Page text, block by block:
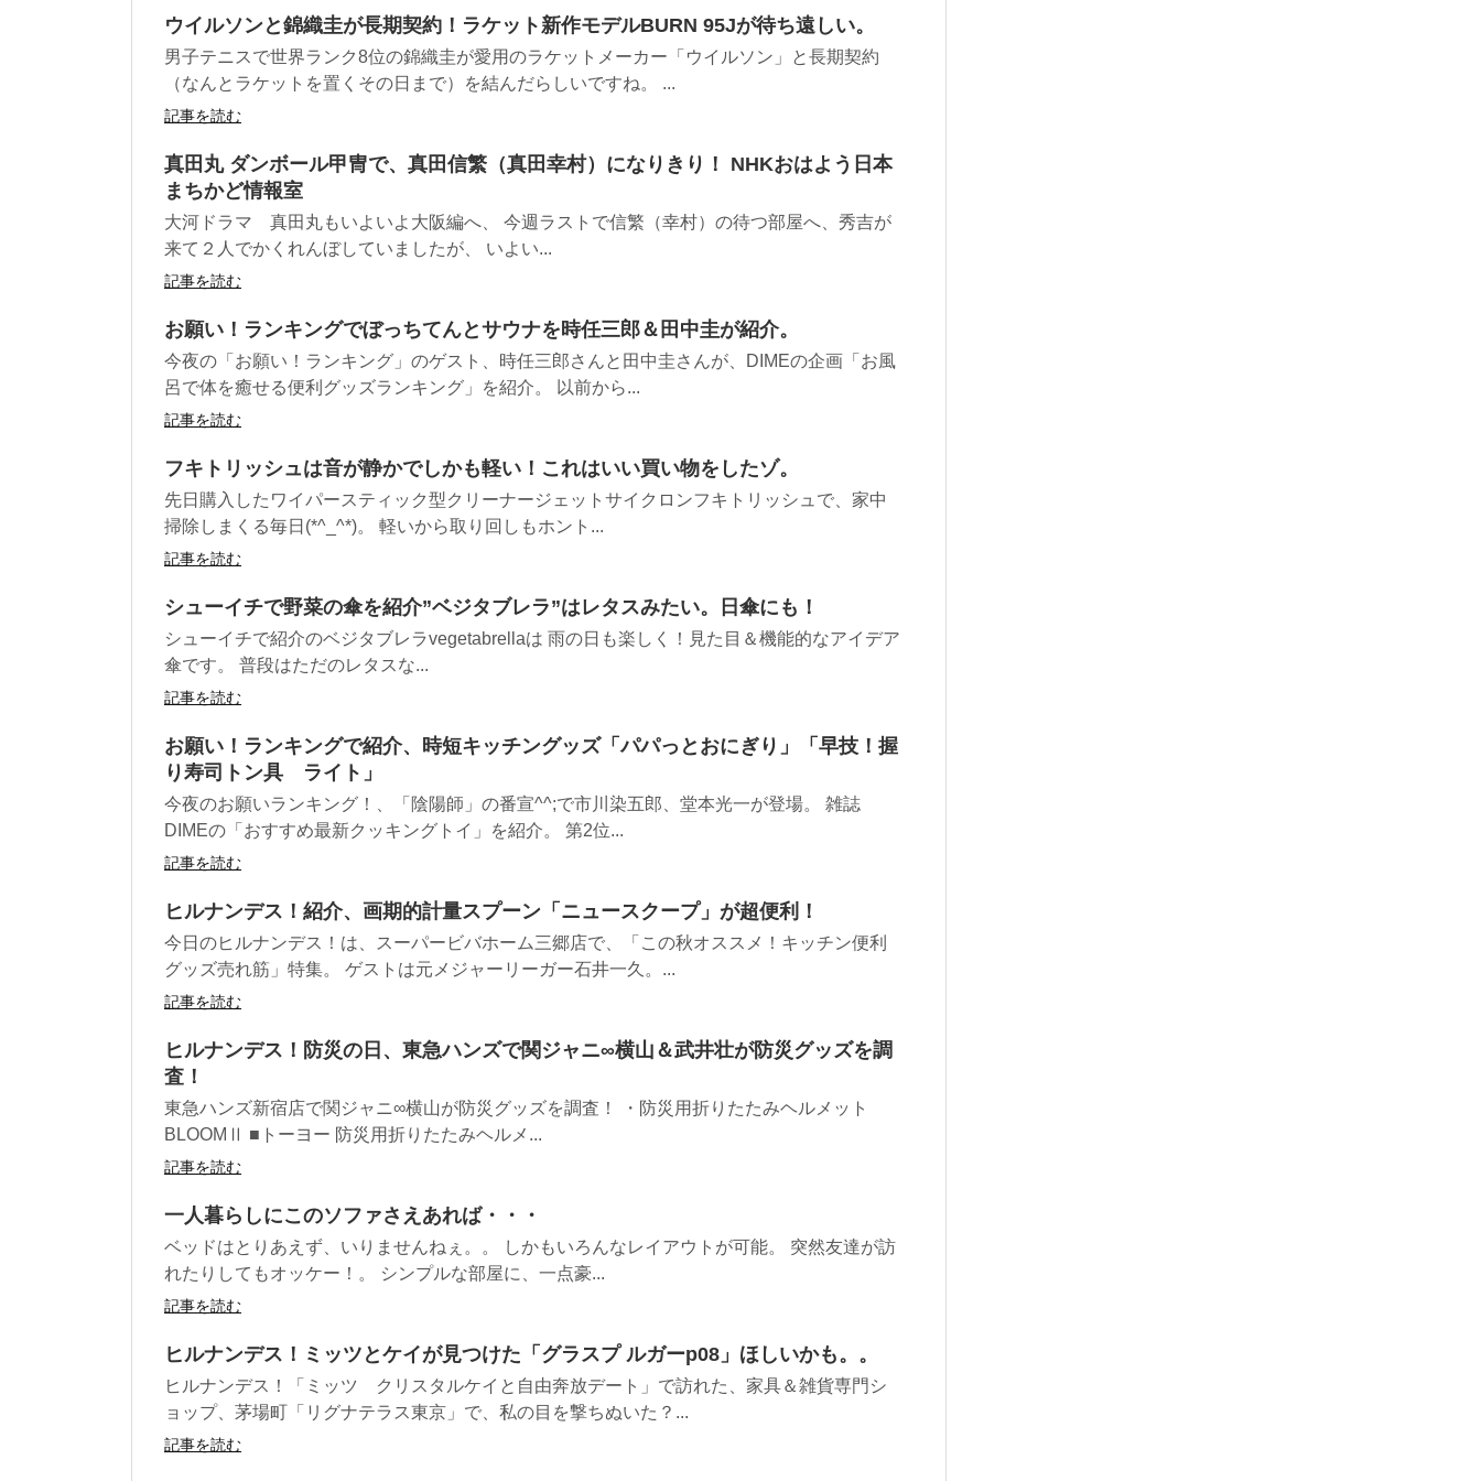
ウイルソンと錦織圭が長期契約！ラケット新作モデルBURN 95Jが待ち遠しい。
男子テニスで世界ランク8位の錦織圭が愛用のラケットメーカー「ウイルソン」と長期契約
（なんとラケットを置くその日まで）を結んだらしいですね。 ...
記事を読む
真田丸 ダンボール甲冑で、真田信繁（真田幸村）になりきり！ NHKおはよう日本
まちかど情報室
大河ドラマ 真田丸もいよいよ大阪編へ、 今週ラストで信繁（幸村）の待つ部屋へ、秀吉が
来て２人でかくれんぼしていましたが、 いよい...
記事を読む
お願い！ランキングでぼっちてんとサウナを時任三郎＆田中圭が紹介。
今夜の「お願い！ランキング」のゲスト、時任三郎さんと田中圭さんが、DIMEの企画「お風
呂で体を癒せる便利グッズランキング」を紹介。 以前から...
記事を読む
フキトリッシュは音が静かでしかも軽い！これはいい買い物をしたゾ。
先日購入したワイパースティック型クリーナージェットサイクロンフキトリッシュで、家中
掃除しまくる毎日(*^_^*)。 軽いから取り回しもホント...
記事を読む
シューイチで野菜の傘を紹介”ベジタブレラ”はレタスみたい。日傘にも！
シューイチで紹介のベジタブレラvegetabrellaは 雨の日も楽しく！見た目＆機能的なアイデア
傘です。 普段はただのレタスな...
記事を読む
お願い！ランキングで紹介、時短キッチングッズ「パパっとおにぎり」「早技！握
り寿司トン具 ライト」
今夜のお願いランキング！、「陰陽師」の番宣^^;で市川染五郎、堂本光一が登場。 雑誌
DIMEの「おすすめ最新クッキングトイ」を紹介。 第2位...
記事を読む
ヒルナンデス！紹介、画期的計量スプーン「ニュースクープ」が超便利！
今日のヒルナンデス！は、スーパービバホーム三郷店で、「この秋オススメ！キッチン便利
グッズ売れ筋」特集。 ゲストは元メジャーリーガー石井一久。...
記事を読む
ヒルナンデス！防災の日、東急ハンズで関ジャニ∞横山＆武井壮が防災グッズを調
査！
東急ハンズ新宿店で関ジャニ∞横山が防災グッズを調査！ ・防災用折りたたみヘルメット
BLOOMⅡ ■トーヨー 防災用折りたたみヘルメ...
記事を読む
一人暮らしにこのソファさえあれば・・・
ベッドはとりあえず、いりませんねぇ。。 しかもいろんなレイアウトが可能。 突然友達が訪
れたりしてもオッケー！。 シンプルな部屋に、一点豪...
記事を読む
ヒルナンデス！ミッツとケイが見つけた「グラスプ ルガーp08」ほしいかも。。
ヒルナンデス！「ミッツ クリスタルケイと自由奔放デート」で訪れた、家具＆雑貨専門シ
ョップ、茅場町「リグナテラス東京」で、私の目を撃ちぬいた？...
記事を読む